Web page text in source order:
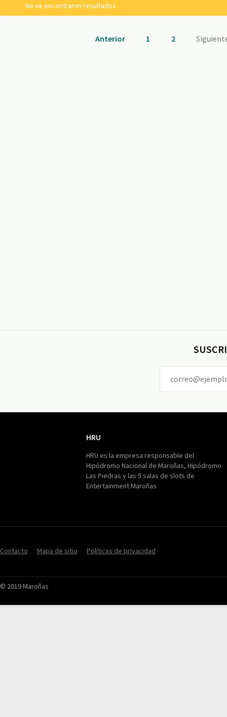
No se encontraron resultados
Anterior 1 2
HRU
HRU es la empresa responsable del
Hipódromo Nacional de Maroñas, Hipódromo
Las Piedras y las 5 salas de slots de
Entertainment Maroñas
Contacto Mapa de sitio Políticas de privacidad
© 2019 Maroñas